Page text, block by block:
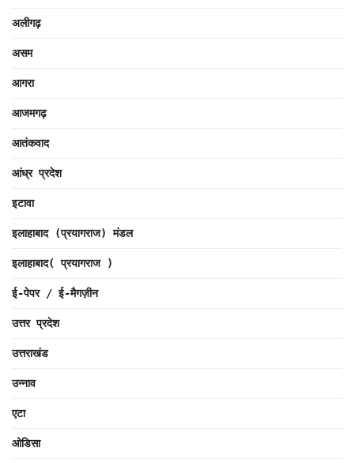
अलीगढ़
असम
आगरा
आजमगढ़
आतंकवाद
आंध्र प्रदेश
इटावा
इलाहाबाद (प्रयागराज) मंडल
इलाहाबाद( प्रयागराज )
ई-पेपर / ई-मैगज़ीन
उत्तर प्रदेश
उत्तराखंड
उन्नाव
एटा
ओडिसा